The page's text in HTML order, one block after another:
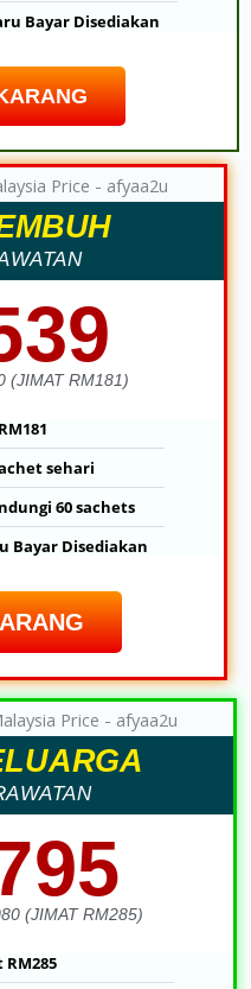
Bayar Disediakan
(JIMAT RM181)
sehari
60 sachets
Bayar Disediakan
(JIMAT RM285)
RM285